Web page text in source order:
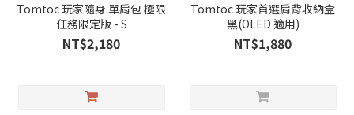
Tomtoc 玩家隨身 單肩包 極限
任務限定版 - S
NT$2,180
Tomtoc 玩家首選肩背收納盒
黑(OLED 適用)
NT$1,880